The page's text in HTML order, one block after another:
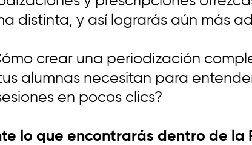
distinta, y así lograrás aún más
crear una periodización
alumnas necesitan para
en pocos clics?
lo que encontrarás dentro de